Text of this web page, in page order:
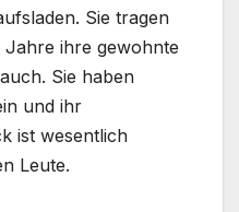
Sie tragen
Jahre ihre gewohnte
Sie haben
und ihr
ist wesentlich
Leute.